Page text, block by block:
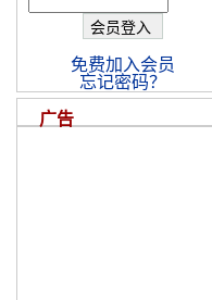
免费加入会员
忘记密码？
广告